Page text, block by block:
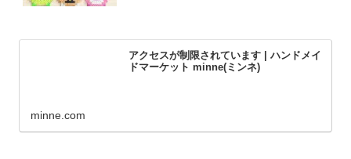
アクセスが制限されています | ハンドメイ
ドマーケット minne(ミンネ)
minne.com